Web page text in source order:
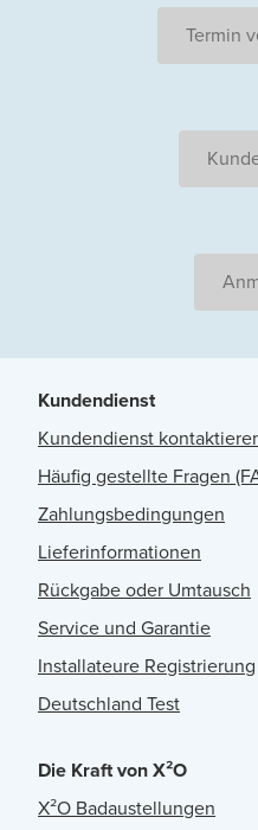
Termin
Kundendienst
Kundendienst
Häufig gestellte Fragen
Zahlungsbedingungen
Lieferinformationen
Rückgabe oder Umtausch
Service und Garantie
Installateure Registrierung
Deutschland Test
Die Kraft von X²O
X²O Badaustellungen